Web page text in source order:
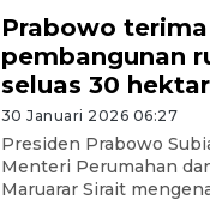
Prabowo
pembangunan
seluas 30
30 Januari 2026 06:27
Presiden Prabowo
Menteri Perumahan
Maruarar Sirait